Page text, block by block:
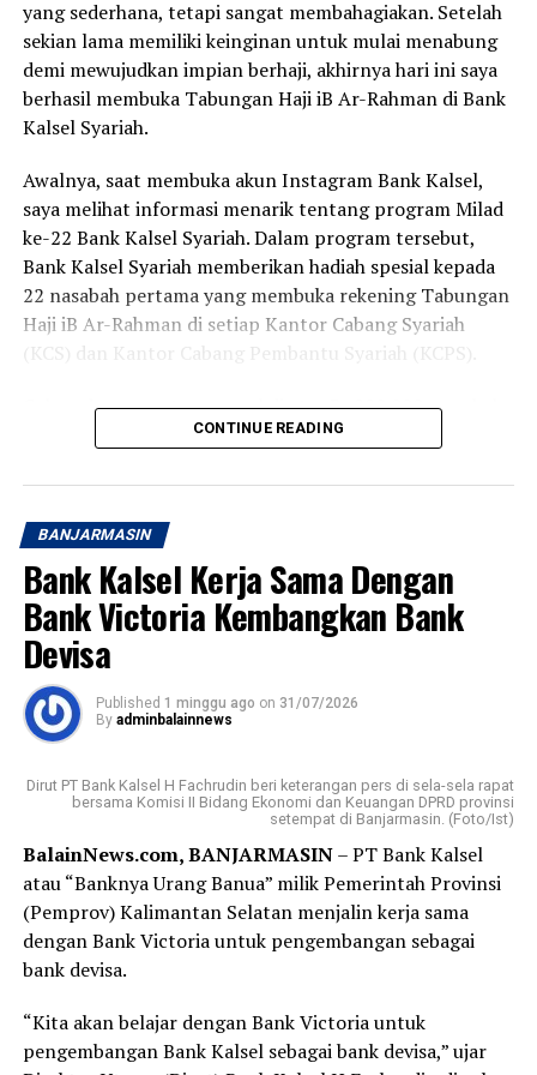
yang sederhana, tetapi sangat membahagiakan. Setelah
sekian lama memiliki keinginan untuk mulai menabung
demi mewujudkan impian berhaji, akhirnya hari ini saya
berhasil membuka Tabungan Haji iB Ar-Rahman di Bank
Kalsel Syariah.
Awalnya, saat membuka akun Instagram Bank Kalsel,
saya melihat informasi menarik tentang program Milad
ke-22 Bank Kalsel Syariah. Dalam program tersebut,
Bank Kalsel Syariah memberikan hadiah spesial kepada
22 nasabah pertama yang membuka rekening Tabungan
Haji iB Ar-Rahman di setiap Kantor Cabang Syariah
(KCS) dan Kantor Cabang Pembantu Syariah (KCPS).
Cukup dengan setoran awal di atas Rp220.000, nasabah
berkesempatan memperoleh voucher belanja senilai
Agustus 2026 di 13 Kantor Cabang Syariah dan Kantor
Cabang Pembantu Syariah Bank Kalsel Syariah yang
tersebar di Kalimantan Selatan.
Karena tanggal 1 dan 2 Agustus bertepatan dengan hari
Sabtu dan Minggu, saya baru bisa datang pada Senin
pagi ke Kantor Cabang Syariah Bank Kalsel Syariah di
Jalan S. Parman, Banjarmasin.
Sesampainya di sana, saya disambut dengan ramah oleh
nomor antrean. Yang membuat saya terkesan, bahkan
sebelum formulir selesai saya isi, nomor antrean saya
sudah dipanggil. Proses pembukaan rekening
berlangsung cepat, tertib, dan pelayanan yang diberikan
terasa ramah serta membantu.
Bagi sebagian orang, membuka rekening mungkin
langkah awal yang penuh makna. Tabungan Haji bukan
sekadar buku tabungan, melainkan ikhtiar kecil untuk
CONTINUE READING
BANJARMASIN
Bank Kalsel Kerja Sama Dengan
Bank Victoria Kembangkan Bank
Devisa
Published 1 minggu ago on 31/07/2026
By adminbalainnews
Dirut PT Bank Kalsel H Fachrudin beri keterangan pers di sela-sela rapat
bersama Komisi II Bidang Ekonomi dan Keuangan DPRD provinsi
setempat di Banjarmasin. (Foto/Ist)
BalainNews.com, BANJARMASIN– PT Bank Kalsel
atau “Banknya Urang Banua” milik Pemerintah Provinsi
(Pemprov) Kalimantan Selatan menjalin kerja sama
dengan Bank Victoria untuk pengembangan sebagai
bank devisa.
“Kita akan belajar dengan Bank Victoria untuk
pengembangan Bank Kalsel sebagai bank devisa,” ujar